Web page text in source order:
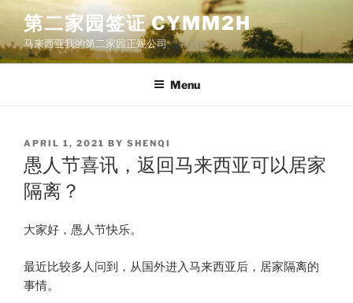
Skip
content
第二家园签证 CYMM2H
马来西亚我的第二家园正规公司
Menu
POSTED
ON
APRIL 1, 2021 BY SHENQI
愚人节喜讯，返回马来西亚可以居家
隔离？
​大家好，愚人节快乐。
最近比较多人问到，从国外进入马来西亚后，居家隔离的
事情。